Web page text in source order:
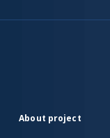
About project